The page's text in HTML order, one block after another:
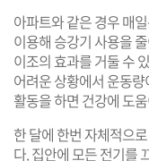
아파트와 같은 경우 매
이용해 승강기 사용을
이조의 효과를 거둘 수
어려운 상황에서 운동
활동을 하면 건강에 도
한 달에 한번 자체적으
다. 집안에 모든 전기를